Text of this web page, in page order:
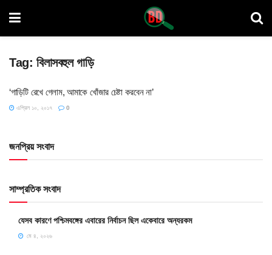
Tag: বিলাসবহুল গাড়ি
‘গাড়িটি রেখে গেলাম, আমাকে খোঁজার চেষ্টা করবেন না’
এপ্রিল ১০, ২০১৭ 0
জনপ্রিয় সংবাদ
সাম্প্রতিক সংবাদ
যেসব কারণে পশ্চিমবঙ্গের এবারের নির্বাচন ছিল একেবারে অন্যরকম
মে ৪, ২০২৬